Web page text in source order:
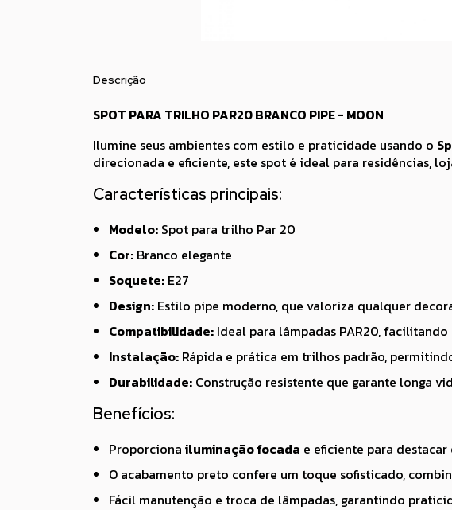
Descrição
SPOT PARA TRILHO PAR20 BRANCO PIPE - MOON
Ilumine seus ambientes com estilo e praticidade usando o
direcionada e eficiente, este spot é ideal para residências,
Características principais:
Modelo: Spot para trilho Par 20
Cor: Branco elegante
Soquete: E27
Design: Estilo pipe moderno, que valoriza qualquer
Compatibilidade: Ideal para lâmpadas PAR20,
Instalação: Rápida e prática em trilhos padrão,
Durabilidade: Construção resistente que garante longa
Benefícios:
Proporciona iluminação focada e eficiente para
O acabamento preto confere um toque sofisticado,
Fácil manutenção e troca de lâmpadas, garantindo